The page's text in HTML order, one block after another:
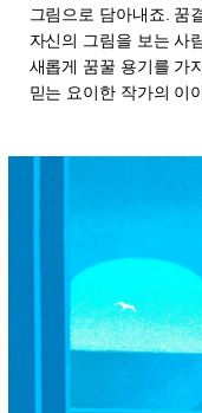
그림으로 담아내죠. 꿈
자신의 그림을 보는 사
새롭게 꿈꿀 용기를 가
믿는 요이한 작가의 이